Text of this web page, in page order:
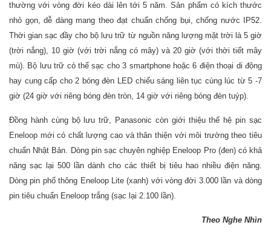
thường với vòng đời kéo dài lên tới 5 năm. Sản phẩm có kích thước
nhỏ gọn, dễ dàng mang theo đạt chuẩn chống bụi, chống nước IP52.
Thời gian sạc đầy cho bộ lưu trữ từ nguồn năng lượng mặt trời là 5 giờ
(trời nắng), 10 giờ (với trời nắng có mây) và 20 giờ (với thời tiết mây
mù). Bộ lưu trữ có thể sạc cho 3 smartphone hoặc 6 điện thoại di động
hay cung cấp cho 2 bóng đèn LED chiếu sáng liên tục cùng lúc từ 5 -7
giờ (24 giờ với riêng bóng đèn tròn, 14 giờ với riêng bóng đèn tuýp).
Đồng hành cùng bộ lưu trữ, Panasonic còn giới thiệu thế hệ pin sạc
Eneloop mới có chất lượng cao và thân thiện với môi trường theo tiêu
chuẩn Nhật Bản. Dòng pin sạc chuyên nghiệp Eneloop Pro (đen) có khả
năng sạc lại 500 lần dành cho các thiết bị tiêu hao nhiều điện năng.
Dòng pin phổ thông Eneloop Lite (xanh) với vòng đời 3.000 lần và dòng
pin tiêu chuẩn Eneloop trắng (sạc lại 2.100 lần).
Theo Nghe Nhìn